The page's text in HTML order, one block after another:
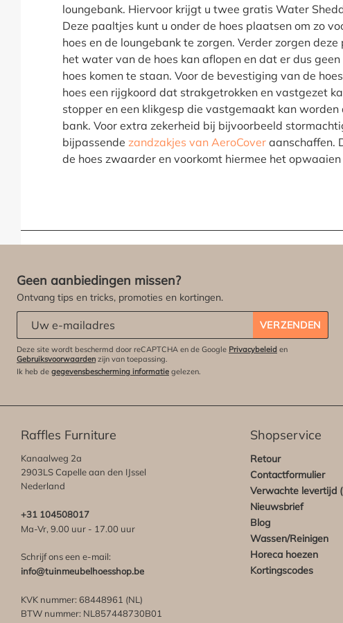
loungebank. Hiervoor krijgt u twee gratis Water
Deze paaltjes kunt u onder de hoes plaatsen om zo
hoes en de loungebank te zorgen. Verder zorgen
het water van de hoes kan aflopen en dat er dus
hoes komen te staan. Voor de bevestiging van de
hoes een rijgkoord dat strakgetrokken en vastgezet
stopper en een klikgesp die vastgemaakt kan worden
bank. Voor extra zekerheid bij bijvoorbeeld
bijpassende zandzakjes van AeroCover aanschaffen.
de hoes zwaarder en voorkomt hiermee het opwaaien
Geen aanbiedingen missen?
Ontvang tips en tricks, promoties en kortingen.
VERZENDEN
Deze site wordt beschermd door reCAPTCHA en de Google Privacybeleid en
Gebruiksvoorwaarden zijn van toepassing.
Ik heb de gegevensbescherming informatie gelezen.
Raffles Furniture
Kanaalweg 2a
2903LS Capelle aan den IJssel
Nederland
+31 104508017
Ma-Vr, 9.00 uur - 17.00 uur
Schrijf ons een e-mail:
info@tuinmeubelhoesshop.be
KVK nummer: 68448961 (NL)
BTW nummer: NL857448730B01
Shopservice
Retour
Contactformulier
Verwachte levertijd
Nieuwsbrief
Blog
Wassen/Reinigen
Horeca hoezen
Kortingscodes